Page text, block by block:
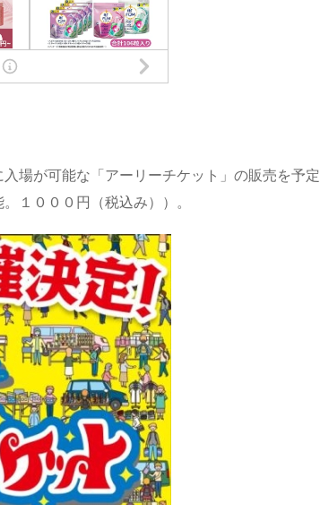
場が可能な「アーリーチケット」の販売を予定
１０００円（税込み））。